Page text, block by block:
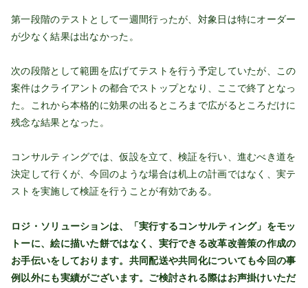
第一段階のテストとして一週間行ったが、対象日は特にオーダー
が少なく結果は出なかった。
次の段階として範囲を広げてテストを行う予定していたが、この
案件はクライアントの都合でストップとなり、ここで終了となっ
た。これから本格的に効果の出るところまで広がるところだけに
残念な結果となった。
コンサルティングでは、仮設を立て、検証を行い、進むべき道を
決定して行くが、今回のような場合は机上の計画ではなく、実テ
ストを実施して検証を行うことが有効である。
ロジ・ソリューションは、「実行するコンサルティング」をモッ
トーに、絵に描いた餅ではなく、実行できる改革改善策の作成の
お手伝いをしております。共同配送や共同化についても今回の事
例以外にも実績がございます。ご検討される際はお声掛けいただ